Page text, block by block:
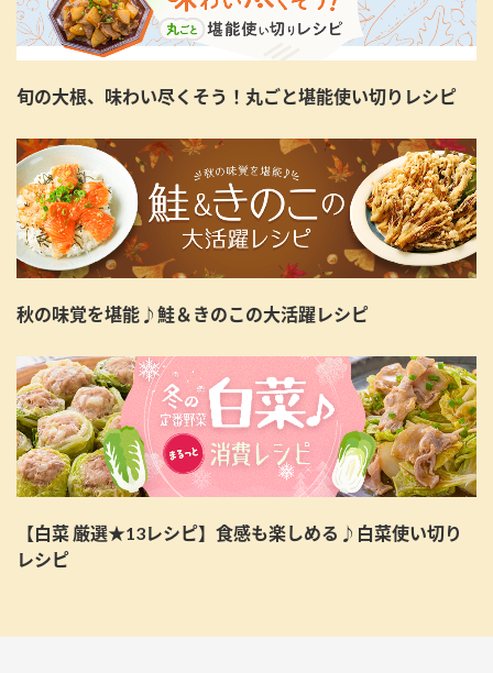
旬の大根、味わい尽くそう！丸ごと堪能使い切りレシピ
秋の味覚を堪能♪鮭＆きのこの大活躍レシピ
【白菜 厳選★13レシピ】食感も楽しめる♪白菜使い切り
レシピ